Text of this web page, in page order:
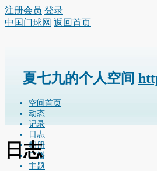
注册会员 登录
中国门球网 返回首页
夏七九的个人空间
空间首页
动态
记录
日志
相册
广播
主题
日志